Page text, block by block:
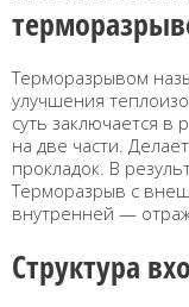
Терморазрывом
улучшения
суть заключается
на две части.
прокладок. В
Терморазрыв с
внутренней —
Структура